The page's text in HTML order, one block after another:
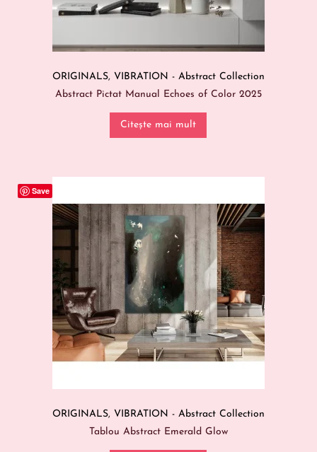
ORIGINALS, VIBRATION - Abstract Collection
Abstract Pictat Manual Echoes of Color 2025
Citește mai mult
Save
ORIGINALS, VIBRATION - Abstract Collection
Tablou Abstract Emerald Glow